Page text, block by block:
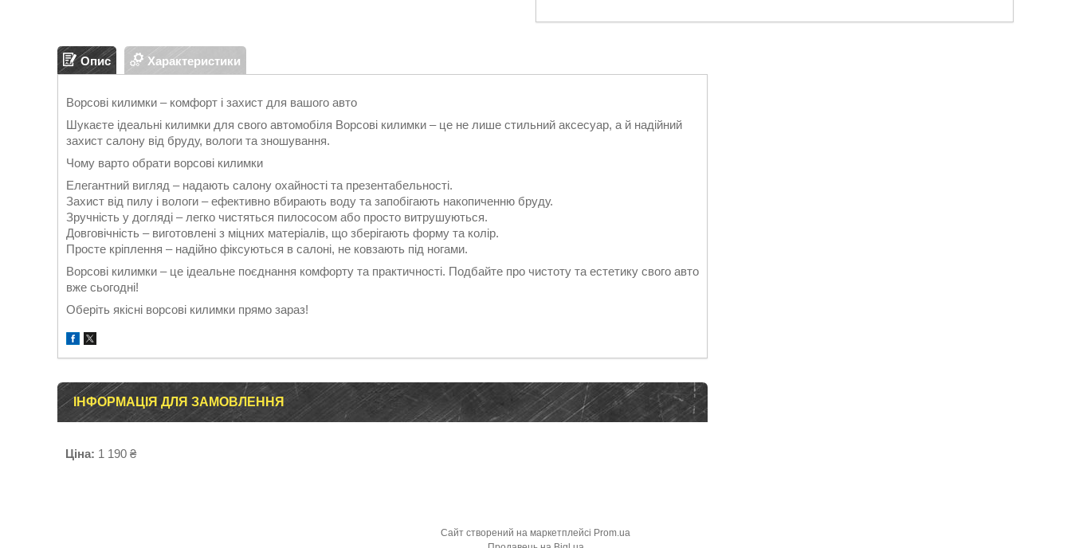
Опис Характеристики
Ворсові килимки – комфорт і захист для вашого авто
Шукаєте ідеальні килимки для свого автомобіля Ворсові килимки – це не лише стильний аксесуар, а й надійний
захист салону від бруду, вологи та зношування.
Чому варто обрати ворсові килимки
Елегантний вигляд – надають салону охайності та презентабельності.
Захист від пилу і вологи – ефективно вбирають воду та запобігають накопиченню бруду.
Зручність у догляді – легко чистяться пилососом або просто витрушуються.
Довговічність – виготовлені з міцних матеріалів, що зберігають форму та колір.
Просте кріплення – надійно фіксуються в салоні, не ковзають під ногами.
Ворсові килимки – це ідеальне поєднання комфорту та практичності. Подбайте про чистоту та естетику свого авто
вже сьогодні!
Оберіть якісні ворсові килимки прямо зараз!
ІНФОРМАЦІЯ ДЛЯ ЗАМОВЛЕННЯ
Ціна: 1 190 ₴
Сайт створений на маркетплейсі Prom.ua